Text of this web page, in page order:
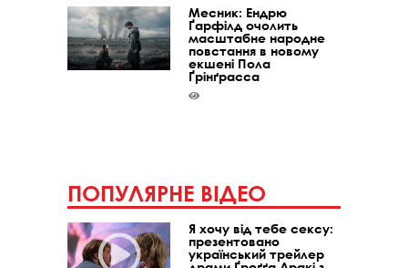
Месник: Ендрю
Ґарфілд очолить
масштабне народне
повстання в новому
екшені Пола
Ґрінґрасса
ПОПУЛЯРНЕ ВІДЕО
Я хочу від тебе сексу:
презентовано
український трейлер